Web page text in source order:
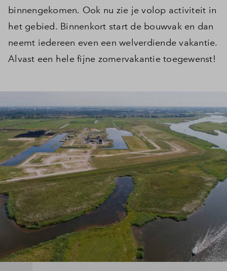
binnengekomen. Ook nu zie je volop activiteit in
het gebied. Binnenkort start de bouwvak en dan
neemt iedereen even een welverdiende vakantie.
Alvast een hele fijne zomervakantie toegewenst!